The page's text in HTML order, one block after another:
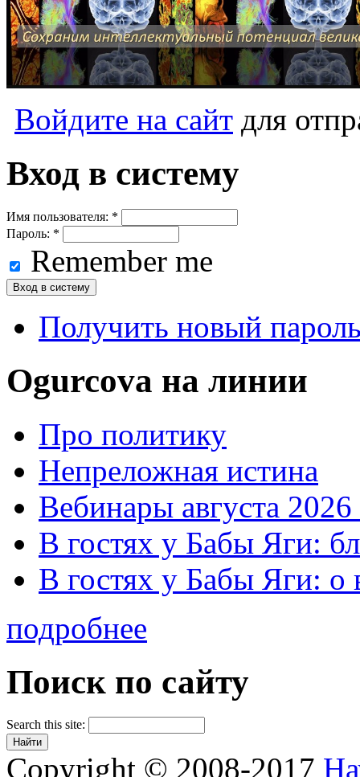
Войдите на сайт для
Вход в систему
Имя пользователя: *
Пароль: *
Remember me
Получить новый
Ogurcova на линии
Про политику
Непреложная истина
Вебинары августа 2026
В гостях у Бабы Яги:
В гостях у Бабы Яги:
подробнее
Поиск по сайту
Search this site:
Copyright © 2008-2017